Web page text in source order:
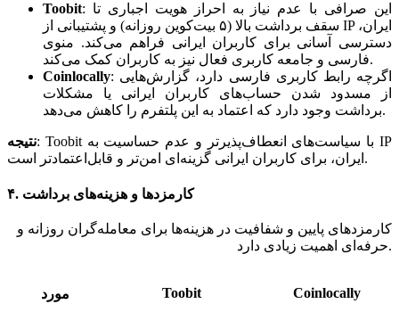
Toobit:
سقف برداشت بالا (۵ بیت‌کوین روزانه) و پشتیبانی از IP ایران،
دسترسی آسانی برای کاربران ایرانی فراهم می‌کند. منوی
فارسی و جامعه کاربری فعال نیز به کاربران کمک می‌کند.
Coinlocally: اگرچه رابط کاربری فارسی دارد، گزارش‌هایی
از مسدود شدن حساب‌های کاربران ایرانی یا مشکلات
برداشت وجود دارد که اعتماد به این پلتفرم را کاهش می‌دهد.
نتیجه: Toobit با سیاست‌های انعطاف‌پذیرتر و عدم حساسیت به IP
ایران، برای کاربران ایرانی گزینه‌ای امن‌تر و قابل‌اعتمادتر است.
۴. کارمزدها و هزینه‌های برداشت
کارمزدهای پایین و شفافیت در هزینه‌ها برای معامله‌گران روزانه و
حرفه‌ای اهمیت زیادی دارد.
مورد Toobit Coinlocally